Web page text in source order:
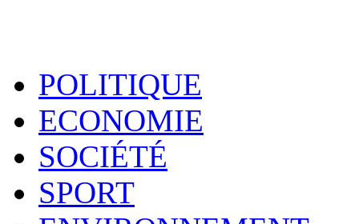
POLITIQUE
ECONOMIE
SOCIÉTÉ
SPORT